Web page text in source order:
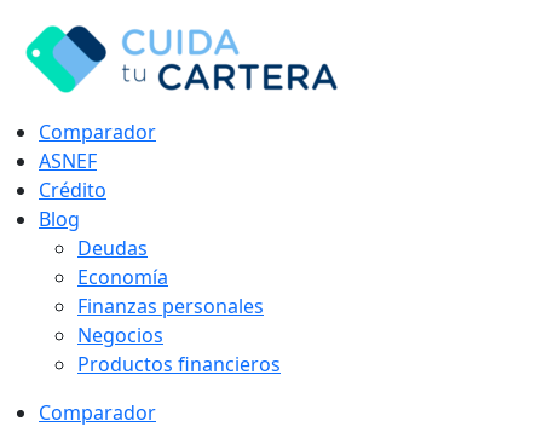
Comparador
ASNEF
Crédito
Blog
Deudas
Economía
Finanzas personales
Negocios
Productos financieros
Comparador